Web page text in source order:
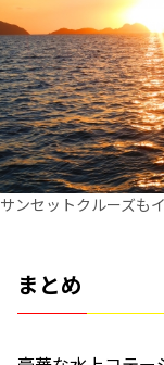
サンセットクルーズも
まとめ